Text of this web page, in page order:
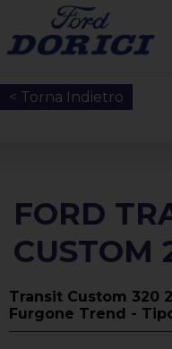
< Torna Indietro
FORD
CUSTOM
Transit Custom 320
Furgone Trend -